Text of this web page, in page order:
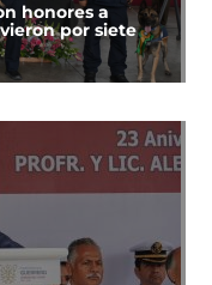
honores a
por siete